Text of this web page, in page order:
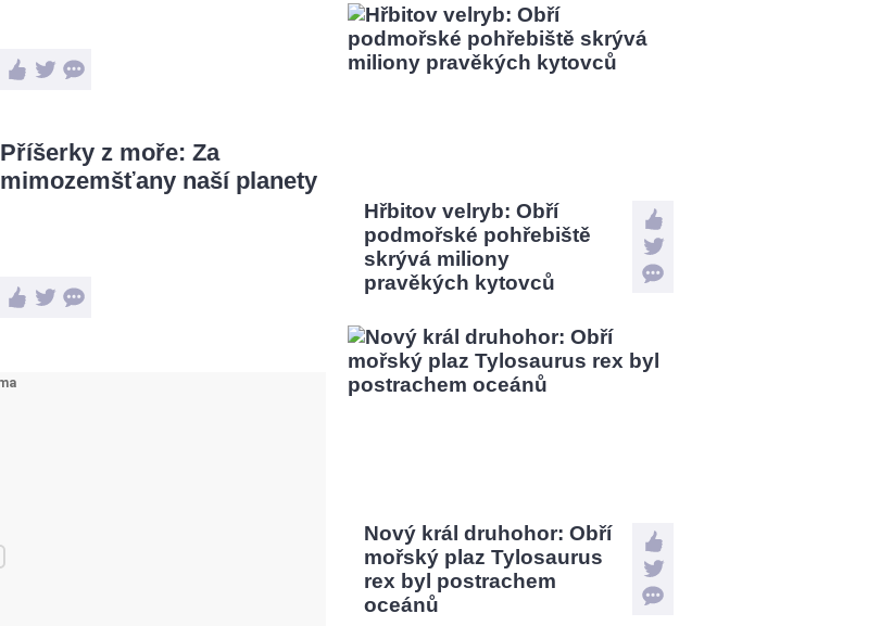
Příšerky z moře: Za
mimozemšťany naší planety
Hřbitov velryb: Obří
podmořské pohřebiště
skrývá miliony
pravěkých kytovců
Nový král druhohor: Obří
mořský plaz Tylosaurus
rex byl postrachem
oceánů